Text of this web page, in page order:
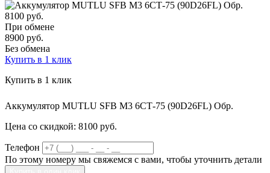
8100 руб.
При обмене
8900 руб.
Без обмена
Купить в 1 клик
Купить в 1 клик
Аккумулятор MUTLU SFB M3 6СТ-75 (90D26FL) Обр.
Цена со скидкой: 8100 руб.
Телефон
По этому номеру мы свяжемся с вами, чтобы уточнить детали